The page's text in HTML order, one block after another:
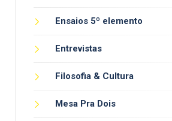
Ensaios 5º elemento
Entrevistas
Filosofia & Cultura
Mesa Pra Dois